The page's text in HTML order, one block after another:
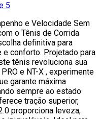
5
e Velocidade Sem
o Tênis de Corrida
definitiva para
conforto. Projetado para
tênis revoluciona sua
e NT-X , experimente
garante máxima
sempre ao estado
tração superior,
proporciona leveza,